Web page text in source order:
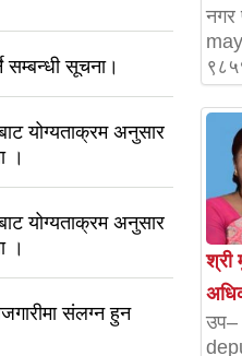
सम्बन्धी सूचना।
योग्यताक्रम अनुसार
।
योग्यताक्रम अनुसार
।
संलग्न हुन
नगर
श्री